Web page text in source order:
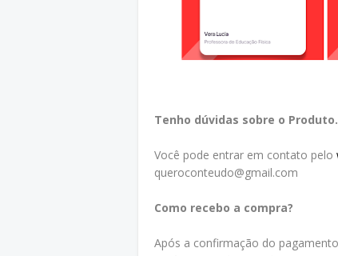
Tenho dúvidas sobre o
Você pode entrar em contato pelo
queroconteudo@gmail.com
Como recebo a compra?
Após a confirmação do